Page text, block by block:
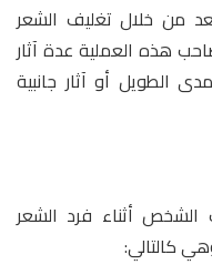
من خلال تغليف الشعر
هذه العملية عدة آثار
الطويل أو آثار جانبية
الشخص أثناء فرد الشعر
كالتالي: